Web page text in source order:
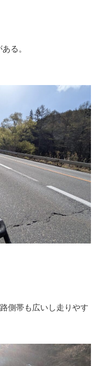
る。
側帯も広いし走りやす